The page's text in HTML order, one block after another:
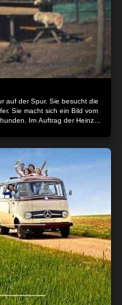
auf der Spur. Sie besucht die
Sie macht sich ein Bild vom
Im Auftrag der Heinz